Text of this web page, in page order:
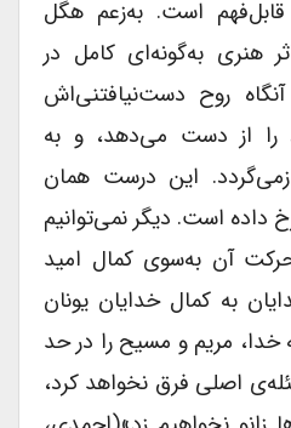
است. به‌زعم هگل
هنری به‌گونه‌ای کامل در
روح دست‌نیافتنی‌اش
را از دست می‌دهد، و به
این درست همان
است. دیگر نمی‌توانیم
آن به‌سوی کمال امید
به کمال خدایان یونان
مریم و مسیح را در حد
اصلی فرق نخواهد کرد،